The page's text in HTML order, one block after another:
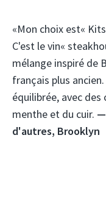
«Mon choix est«
C'est le vin«
mélange inspiré de
français plus
équilibrée, avec des
menthe et du cuir.
d'autres, Brooklyn